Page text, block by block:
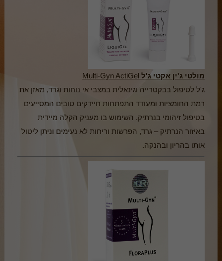
מולטי ג'ין אקטי ג'לMulti-Gyn ActiGel
ג'ל לטיפול בבקטרייה וגינאלית במצבי אי נוחות וגרד, מאזן את
רמת החומציות ומעודד התפתחות חיידקים טובים המסייעים
בטיפול זיהומי בנרתיק. השימוש בו מעניק הקלה מיידית
באיזור הנרתיק – גרד, הפרשות וריחות לא נעימים וניתן ליטול
אותו בהריון ובהנקה.